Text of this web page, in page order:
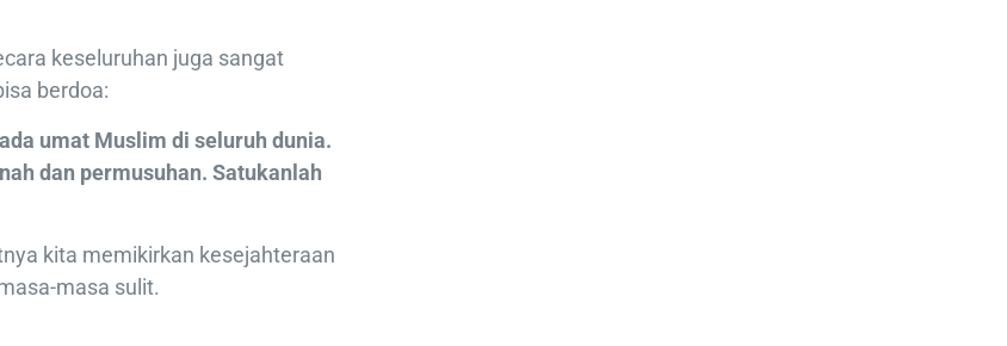
keseluruhan juga sangat
berdoa:
umat Muslim di seluruh dunia.
dan permusuhan. Satukanlah
kita memikirkan kesejahteraan
masa sulit.